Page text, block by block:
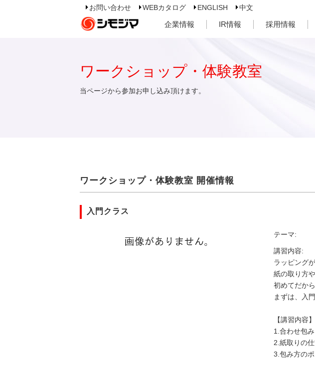
お問い合わせ WEBカタログ ENGLISH 中文
企業情報 IR情報 採用情報
ワークショップ・体験教室
当ページから参加お申し込み頂けます。
ワークショップ・体験教室 開催情報
入門クラス
テーマ:
講習内容:
ラッピング
紙の取り方
初めてだか
まずは、入
【講習内容】
1.合わせ包
2.紙取りの
3.包み方の